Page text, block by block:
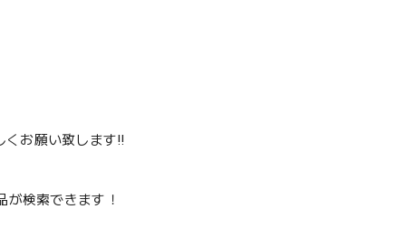
お願い致します‼️
検索できます！